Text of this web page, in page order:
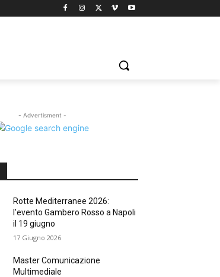
- Advertisment -
Rotte Mediterranee 2026:
l’evento Gambero Rosso a Napoli
il 19 giugno
17 Giugno 2026
Master Comunicazione
Multimediale